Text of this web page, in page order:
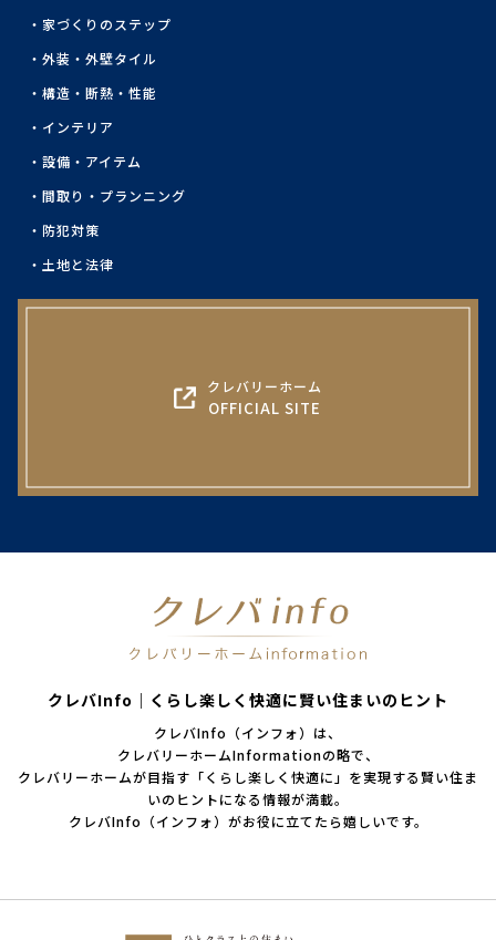
家づくりのステップ
外装・外壁タイル
構造・断熱・性能
インテリア
設備・アイテム
間取り・プランニング
防犯対策
土地と法律
クレバリーホーム
OFFICIAL SITE
クレバInfo｜くらし楽しく快適に賢い住まいのヒント
クレバInfo（インフォ）は、
クレバリーホームInformationの略で、
クレバリーホームが目指す「くらし楽しく快適に」を実現する賢い住ま
いのヒントになる情報が満載。
クレバInfo（インフォ）がお役に立てたら嬉しいです。